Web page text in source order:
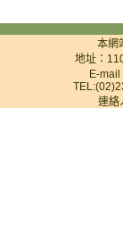
本網
地址：
E-
連絡